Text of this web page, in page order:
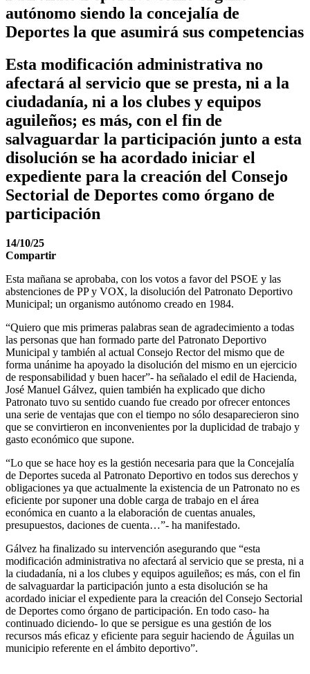
autónomo siendo la concejalía de
Deportes la que asumirá sus competencias
Esta modificación administrativa no
afectará al servicio que se presta, ni a la
ciudadanía, ni a los clubes y equipos
aguileños; es más, con el fin de
salvaguardar la participación junto a esta
disolución se ha acordado iniciar el
expediente para la creación del Consejo
Sectorial de Deportes como órgano de
participación
14/10/25
Compartir
Esta mañana se aprobaba, con los votos a favor del PSOE y las
abstenciones de PP y VOX, la disolución del Patronato Deportivo
Municipal; un organismo autónomo creado en 1984.
“Quiero que mis primeras palabras sean de agradecimiento a todas
las personas que han formado parte del Patronato Deportivo
Municipal y también al actual Consejo Rector del mismo que de
forma unánime ha apoyado la disolución del mismo en un ejercicio
de responsabilidad y buen hacer”- ha señalado el edil de Hacienda,
José Manuel Gálvez, quien también ha explicado que dicho
Patronato tuvo su sentido cuando fue creado por ofrecer entonces
una serie de ventajas que con el tiempo no sólo desaparecieron sino
que se convirtieron en inconvenientes por la duplicidad de trabajo y
gasto económico que supone.
“Lo que se hace hoy es la gestión necesaria para que la Concejalía
de Deportes suceda al Patronato Deportivo en todos sus derechos y
obligaciones ya que actualmente la existencia de un Patronato no es
eficiente por suponer una doble carga de trabajo en el área
económica en cuanto a la elaboración de cuentas anuales,
presupuestos, daciones de cuenta…”- ha manifestado.
Gálvez ha finalizado su intervención asegurando que “esta
modificación administrativa no afectará al servicio que se presta, ni a
la ciudadanía, ni a los clubes y equipos aguileños; es más, con el fin
de salvaguardar la participación junto a esta disolución se ha
acordado iniciar el expediente para la creación del Consejo Sectorial
de Deportes como órgano de participación. En todo caso- ha
continuado diciendo- lo que se persigue es una gestión de los
recursos más eficaz y eficiente para seguir haciendo de Águilas un
municipio referente en el ámbito deportivo”.